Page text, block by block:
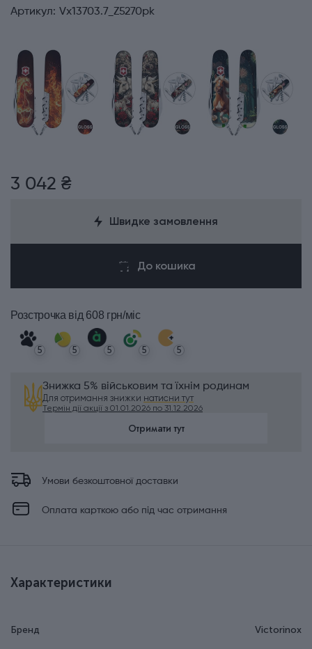
Артикул: Vx13703.7_Z5270pk
3 042 ₴
Швидке замовлення
До кошика
Розстрочка від 608 грн/міс
5 5 5 5 5
Знижка 5% військовим та їхнім родинам
Для отримання знижки натисни тут
Термін дії акції з 01.01.2026 по 31.12.2026
Отримати тут
Умови безкоштовної доставки
Оплата карткою або під час отримання
Характеристики
Бренд Victorinox